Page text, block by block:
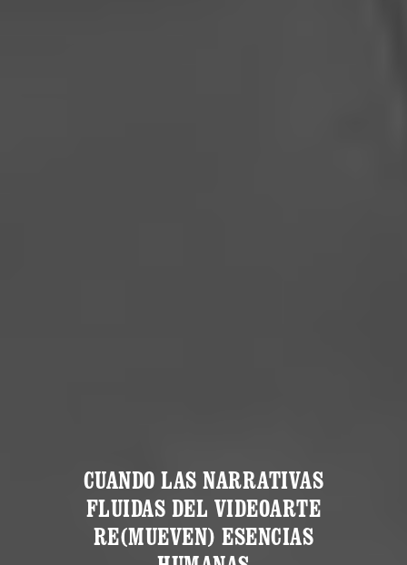
CUANDO LAS NARRATIVAS
FLUIDAS DEL VIDEOARTE
RE(MUEVEN) ESENCIAS